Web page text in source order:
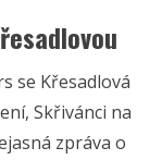
se Křesadlová
Skřivánci na
zpráva o